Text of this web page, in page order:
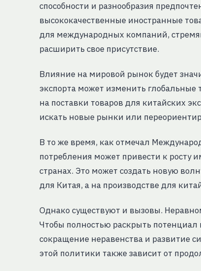
способности и разнообразия
высококачественные иностранные
для международных компаний,
расширить свое присутствие.
Влияние на мировой рынок будет
экспорта может изменить
на поставки товаров для китайских
искать новые рынки или
В то же время, как отмечал
потребления может привести к росту
странах. Это может создать новую
для Китая, а на производстве для
Однако существуют и вызовы.
Чтобы полностью раскрыть потенциал
сокращение неравенства и развитие
этой политики также зависит от